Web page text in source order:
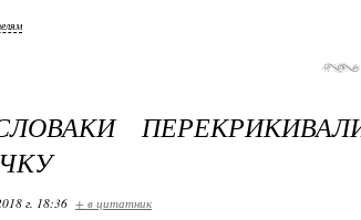
г. 18:36 + в цитатник